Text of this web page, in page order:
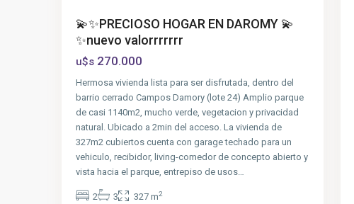
💫✨PRECIOSO HOGAR EN DAROMY 💫
✨nuevo valorrrrrrr
u$s 270.000
Hermosa vivienda lista para ser disfrutada, dentro del
barrio cerrado Campos Damory (lote 24) Amplio parque
de casi 1140m2, mucho verde, vegetacion y privacidad
natural. Ubicado a 2min del acceso. La vivienda de
327m2 cubiertos cuenta con garage techado para un
vehiculo, recibidor, living-comedor de concepto abierto y
vista hacia el parque, entrepiso de usos…
2 3 327 m2